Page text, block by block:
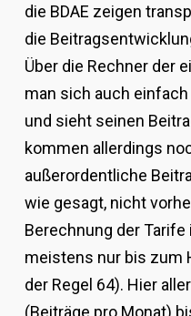
die BDAE zeigen
die
Über die Rechner der
man sich auch
und sieht seinen
kommen allerdings
außerordentliche
wie gesagt, nicht
Berechnung der
meistens nur bis zum
der Regel 64). Hier
(Beiträge pro Monat)